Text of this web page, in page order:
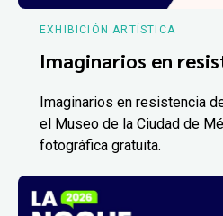
EXHIBICIÓN ARTÍSTICA
Imaginarios en
Imaginarios en resistencia
el Museo de la Ciudad de
fotográfica gratuita.